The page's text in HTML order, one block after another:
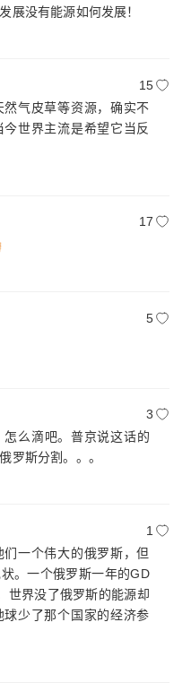
展没有能源如何发展！
15
气皮草等资源，确实不
世界主流是希望它当反
17
5
3
么滴吧。普京说这话的
罗斯分割。。。
1
一个伟大的俄罗斯，但
。一个俄罗斯一年的GD
世界没了俄罗斯的能源却
少了那个国家的经济参